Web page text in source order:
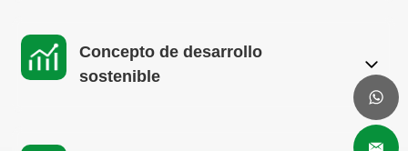
Concepto de desarrollo
sostenible